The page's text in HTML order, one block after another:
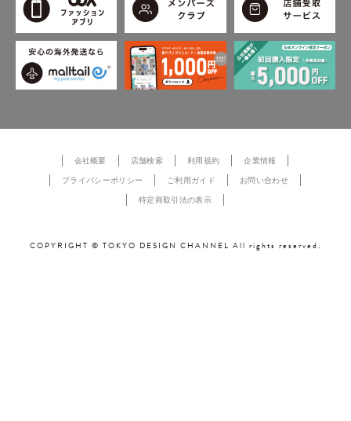
会社概要 店舗検索 利用規約 企業情報
プライバシーポリシー ご利用ガイド お問い合わせ
特定商取引法の表示
COPYRIGHT © TOKYO DESIGN CHANNEL All rights reserved.